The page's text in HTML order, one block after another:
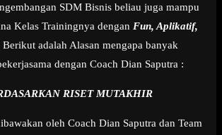
SDM Bisnis beliau juga mampu
Kelas Trainingnya dengan Fun, Aplikatif,
Berikut adalah Alasan mengapa banyak
dengan Coach Dian Saputra :
RISET MUTAKHIR
oleh Coach Dian Saputra dan Team